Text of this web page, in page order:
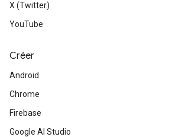
X (Twitter)
YouTube
Créer
Android
Chrome
Firebase
Google AI Studio